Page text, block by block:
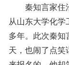
秦知言家住沿
从山东大学化
多年。此次秦知
天，也闹了点